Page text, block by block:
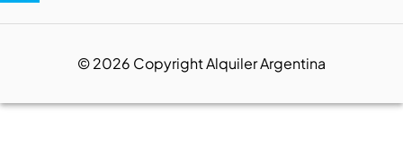
©2026 Copyright Alquiler Argentina